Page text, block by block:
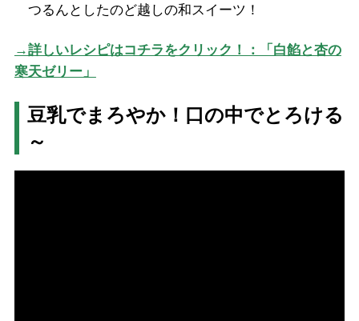
つるんとしたのど越しの和スイーツ！
→詳しいレシピはコチラをクリック！：「白餡と杏の
寒天ゼリー」
豆乳でまろやか！口の中でとろける
～